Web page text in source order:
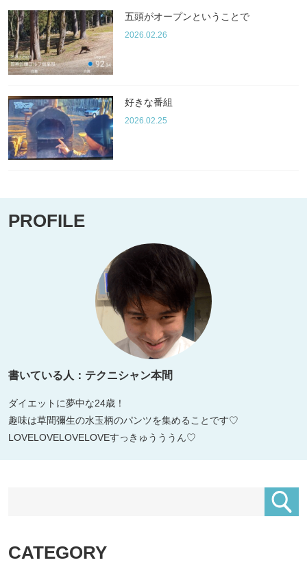
五頭がオープンということで
2026.02.26
好きな番組
2026.02.25
PROFILE
書いている人：テクニシャン本間
ダイエットに夢中な24歳！
趣味は草間彌生の水玉柄のパンツを集めることです♡
LOVELOVELOVELOVEすっきゅうううん♡
CATEGORY